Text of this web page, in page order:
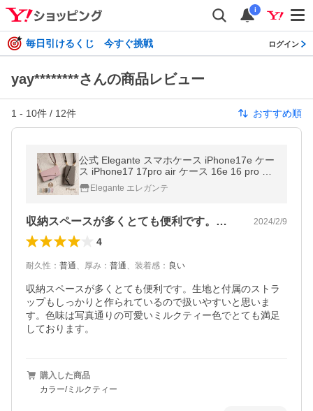
i
毎日引けるくじ 今すぐ挑戦 ログイン
yay********さんの商品レビュー
1 - 10件 / 12件 おすすめ順
公式 Elegante スマホケース iPhone17e ケー
ス iPhone17 17pro air ケース 16e 16 pro 15
14 ケース 手帳型 スマホショルダー iPhone
SE3 手帳 手帳型ケース YH
Elegante エレガンテ
収納スペースが多くとても便利です。生地… 2024/2/9
4
耐久性 ： 普通、 厚み ： 普通、 装着感 ： 良い
収納スペースが多くとても便利です。生地と付属のストラ
ップもしっかりと作られているので扱いやすいと思いま
す。色味は写真通りの可愛いミルクティー色でとても満足
しております。
購入した商品
カラー/ミルクティー